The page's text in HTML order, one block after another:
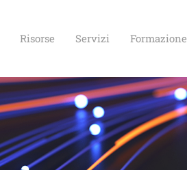
Risorse Servizi Formazione